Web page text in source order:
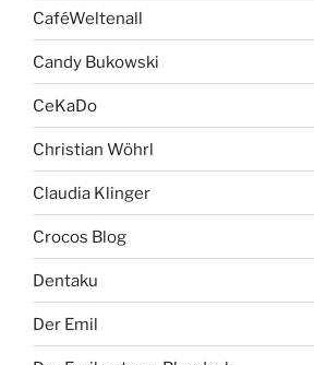
CaféWeltenall
Candy Bukowski
CeKaDo
Christian Wöhrl
Claudia Klinger
Crocos Blog
Dentaku
Der Emil